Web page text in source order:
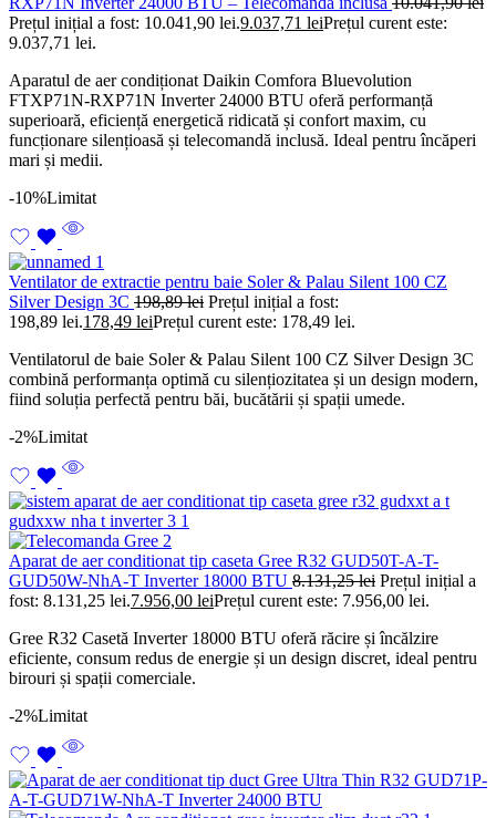
Prețul inițial a fost: 10.041,90 lei.9.037,71 leiPrețul curent este:
9.037,71 lei.
Aparatul de aer condiționat Daikin Comfora Bluevolution
FTXP71N-RXP71N Inverter 24000 BTU oferă performanță
superioară, eficiență energetică ridicată și confort maxim, cu
funcționare silențioasă și telecomandă inclusă. Ideal pentru încăperi
mari și medii.
-10%Limitat
Ventilator de extractie pentru baie Soler & Palau Silent 100 CZ
Silver Design 3C 198,89lei Prețul inițial a fost:
198,89 lei.178,49 leiPrețul curent este: 178,49 lei.
Ventilatorul de baie Soler & Palau Silent 100 CZ Silver Design 3C
combină performanța optimă cu silențiozitatea și un design modern,
fiind soluția perfectă pentru băi, bucătării și spații umede.
-2%Limitat
Aparat de aer conditionat tip caseta Gree R32 GUD50T-A-T-
GUD50W-NhA-T Inverter 18000 BTU 8.131,25lei Prețul inițial a
fost: 8.131,25 lei.7.956,00 leiPrețul curent este: 7.956,00 lei.
Gree R32 Casetă Inverter 18000 BTU oferă răcire și încălzire
eficiente, consum redus de energie și un design discret, ideal pentru
birouri și spații comerciale.
-2%Limitat